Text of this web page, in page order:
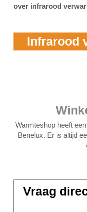
over infrarood
Infrarood
Warmteshop heeft
Benelux. Er is altijd
Vraag